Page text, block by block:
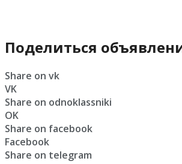
Поделиться
Share on vk
VK
Share on odnoklassniki
OK
Share on facebook
Facebook
Share on telegram